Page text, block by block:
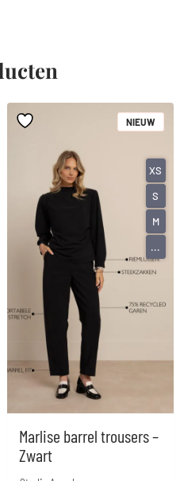
Marlise barrel trousers –
Zwart
NIEUW
XS
S
M
...